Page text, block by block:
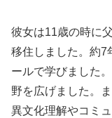
彼女は11歳の時に
移住しました。約7
ールで学びました
野を広げました。
異文化理解やコミ